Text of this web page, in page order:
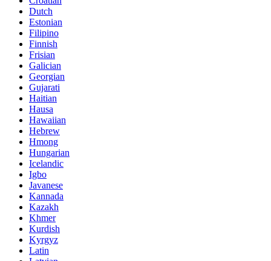
Dutch
Estonian
Filipino
Finnish
Frisian
Galician
Georgian
Gujarati
Haitian
Hausa
Hawaiian
Hebrew
Hmong
Hungarian
Icelandic
Igbo
Javanese
Kannada
Kazakh
Khmer
Kurdish
Kyrgyz
Latin